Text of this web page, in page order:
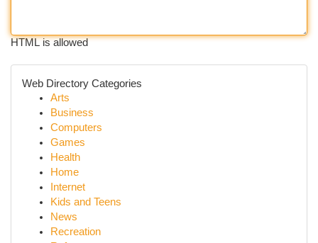
HTML is allowed
Web Directory Categories
Arts
Business
Computers
Games
Health
Home
Internet
Kids and Teens
News
Recreation